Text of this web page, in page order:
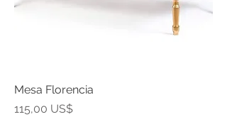
Mesa Florencia
Precio
115,00 US$